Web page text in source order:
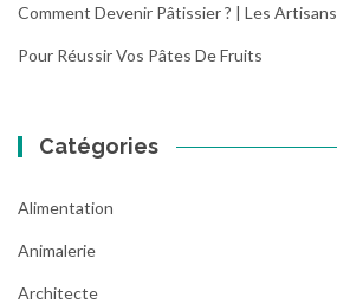
Comment Devenir Pâtissier ? | Les
Pour Réussir Vos Pâtes De Fruits
Catégories
Alimentation
Animalerie
Architecte